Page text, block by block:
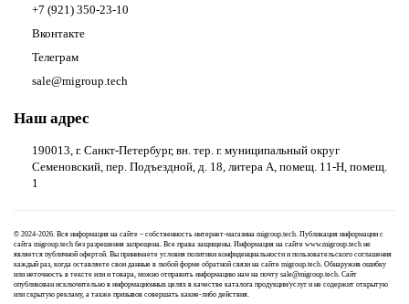
+7 (921) 350-23-10
Вконтакте
Телеграм
sale@migroup.tech
Наш адрес
190013, г. Санкт-Петербург, вн. тер. г. муниципальный округ
Семеновский, пер. Подъездной, д. 18, литера А, помещ. 11-Н, помещ.
1
© 2024-2026. Вся информация на сайте – собственность интернет-магазина migroup.tech. Публикация информации с
сайта migroup.tech без разрешения запрещена. Все права защищены. Информация на сайте www.migroup.tech не
является публичной офертой. Вы принимаете условия политики конфиденциальности и пользовательского соглашения
каждый раз, когда оставляете свои данные в любой форме обратной связи на сайте migroup.tech. Обнаружив ошибку
или неточность в тексте или и товара, можно отправить информацию нам на почту sale@migroup.tech. Сайт
опубликован исключительно в информационных целях в качестве каталога продукции/услуг и не содержит открытую
или скрытую рекламу, а также призывов совершать какие-либо действия.